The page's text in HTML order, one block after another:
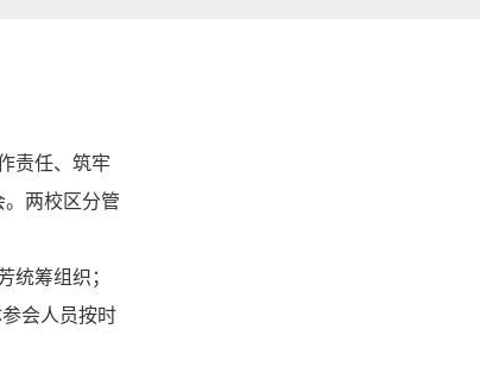
责任、筑牢
两校区分管
统筹组织；
会人员按时